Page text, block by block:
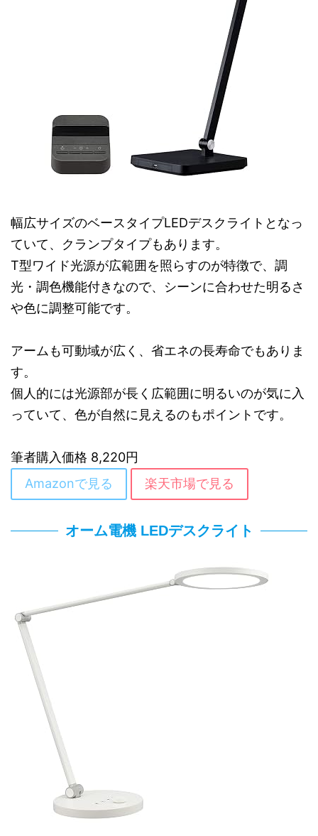
幅広サイズのベースタイプLEDデスクライトとなっ
ていて、クランプタイプもあります。
T型ワイド光源が広範囲を照らすのが特徴で、調
光・調色機能付きなので、シーンに合わせた明るさ
や色に調整可能です。
アームも可動域が広く、省エネの長寿命でもありま
す。
個人的には光源部が長く広範囲に明るいのが気に入
っていて、色が自然に見えるのもポイントです。
筆者購入価格 8,220円
Amazonで見る
楽天市場で見る
オーム電機 LEDデスクライト